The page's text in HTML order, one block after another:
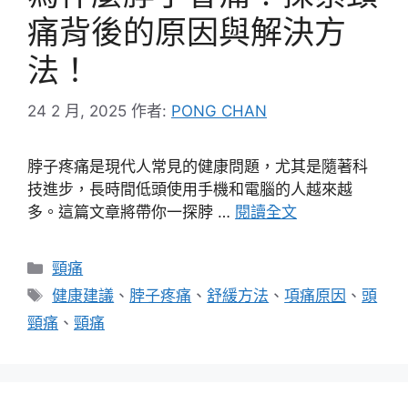
痛背後的原因與解決方
法！
24 2 月, 2025 作者: PONG CHAN
脖子疼痛是現代人常見的健康問題，尤其是隨著科
技進步，長時間低頭使用手機和電腦的人越來越
多。這篇文章將帶你一探脖 … 閱讀全文
分
類
頸痛
標
籤
健康建議 、 脖子疼痛 、舒緩方法 、項痛原因 、頭
頸痛 、 頸痛